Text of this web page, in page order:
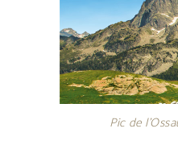
Pic de